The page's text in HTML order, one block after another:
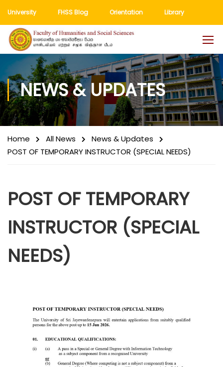
University FHSS Blog Orientation Library
NEWS & UPDATES
Home All News
News & Updates
POST OF TEMPORARY INSTRUCTOR (SPECIAL NEEDS)
POST OF TEMPORARY
INSTRUCTOR (SPECIAL
NEEDS)